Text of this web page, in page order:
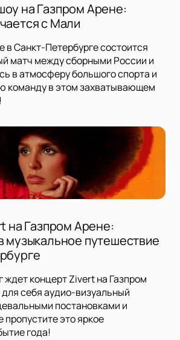
на Газпром Арене:
с Мали
в Санкт-Петербурге состоится
матч между сборными России и
в атмосферу большого спорта и
команду в этом захватывающем
на Газпром Арене:
музыкальное путешествие
ждет концерт Zivert на Газпром
себя аудио-визуальный
постановками и
пропустите это яркое
года!